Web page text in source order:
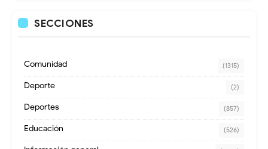
SECCIONES
Comunidad (1315)
Deporte (2)
Deportes (857)
Educación (526)